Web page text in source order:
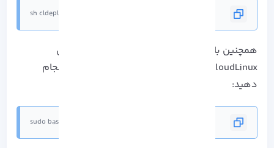
sh cldeploy -i
همچنین باید دقت داشته باشید که عملیات تبدیل
CloudLinux به آلمالینوکس را باید با امتیاز Root انجام
دهید:
sudo bash cloudlinux_install.sh